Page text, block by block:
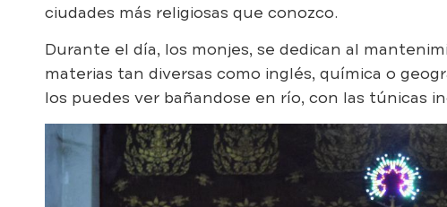
ciudades más religiosas que conozco.
Durante el día, los monjes, se dedican al
materias tan diversas como inglés, química o
los puedes ver bañandose en río, con las túnicas